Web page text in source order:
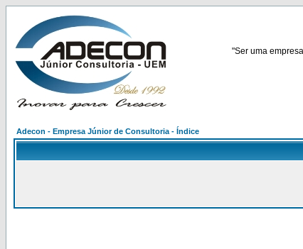
"Ser uma
Adecon - Empresa Júnior de Consultoria - Índice